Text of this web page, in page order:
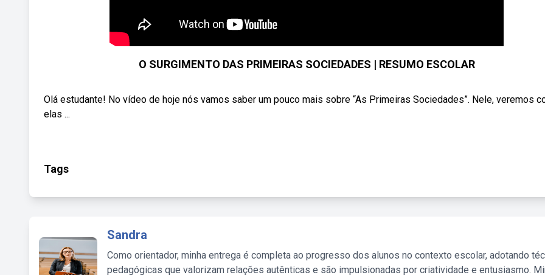
O SURGIMENTO DAS PRIMEIRAS SOCIEDADES | RESUMO ESCOLAR
Olá estudante! No vídeo de hoje nós vamos saber um pouco mais sobre “As Primeiras Sociedades”. Nele, veremos
elas ...
Tags
Sandra
Como orientador, minha entrega é completa ao progresso dos alunos no contexto escolar, adotando
pedagógicas que valorizam relações autênticas e são impulsionadas por criatividade e entusiasmo.